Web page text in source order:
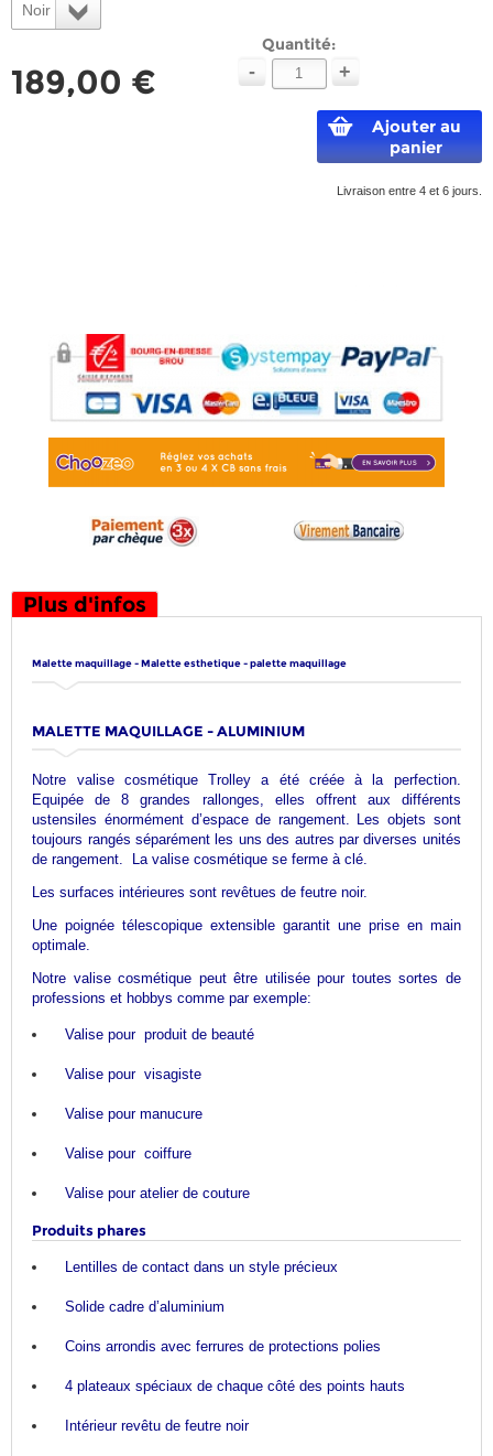
Noir
189,00 €
Quantité:
- +
Ajouter au
panier
Livraison entre 4 et 6 jours.
Plus d'infos
Malette maquillage - Malette esthetique - palette maquillage
MALETTE MAQUILLAGE - ALUMINIUM
Notre valise cosmétique Trolley a été créée à la perfection.
Equipée de 8 grandes rallonges, elles offrent aux différents
ustensiles énormément d’espace de rangement. Les objets sont
toujours rangés séparément les uns des autres par diverses unités
de rangement. La valise cosmétique se ferme à clé.
Les surfaces intérieures sont revêtues de feutre noir.
Une poignée télescopique extensible garantit une prise en main
optimale.
Notre valise cosmétique peut être utilisée pour toutes sortes de
professions et hobbys comme par exemple:
Valise pour produit de beauté
Valise pour visagiste
Valise pour manucure
Valise pour coiffure
Valise pour atelier de couture
Produits phares
Lentilles de contact dans un style précieux
Solide cadre d’aluminium
Coins arrondis avec ferrures de protections polies
4 plateaux spéciaux de chaque côté des points hauts
Intérieur revêtu de feutre noir